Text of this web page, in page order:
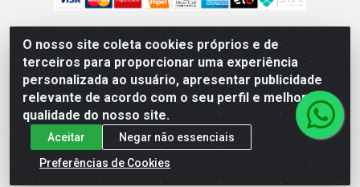
O nosso site coleta cookies próprios e de
terceiros para proporcionar uma experiência
personalizada ao usuário, apresentar publicidade
relevante de acordo com o seu perfil e melhorar a
qualidade do nosso site.
Aceitar
Negar não essenciais
Preferências de Cookies
Machado Carnes Distribuidora de Alimentos LTDA -
Logradouro: Avenida Candido Aleixo, 148 - Centro - Oeiras/PI
- CEP 64.500-000 - 31.391.008/0001-50